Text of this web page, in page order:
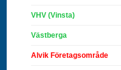
VHV (Vinsta)
Västberga
Alvik Företagsområde